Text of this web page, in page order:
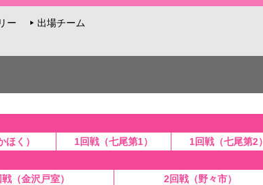
ー
出場チーム
ほく） 1回戦（七尾第1） 1回戦（七尾第2）
（金沢戸室）
2回戦（野々市）